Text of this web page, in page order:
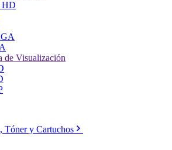
HD
de Visualización
Tóner y Cartuchos